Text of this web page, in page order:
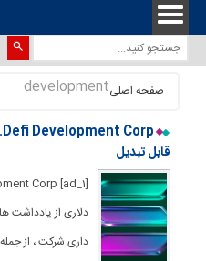
صفحه اصلیdevelopment
قابل تبدیل
دلاری از یادداشت